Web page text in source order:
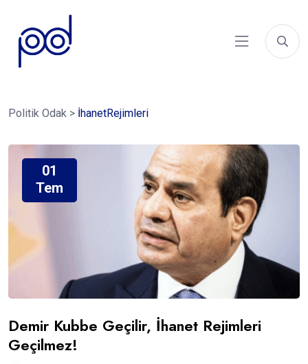
Politik Odak > İhanetRejimleri
01
Tem
Demir Kubbe Geçilir, İhanet Rejimleri
Geçilmez!